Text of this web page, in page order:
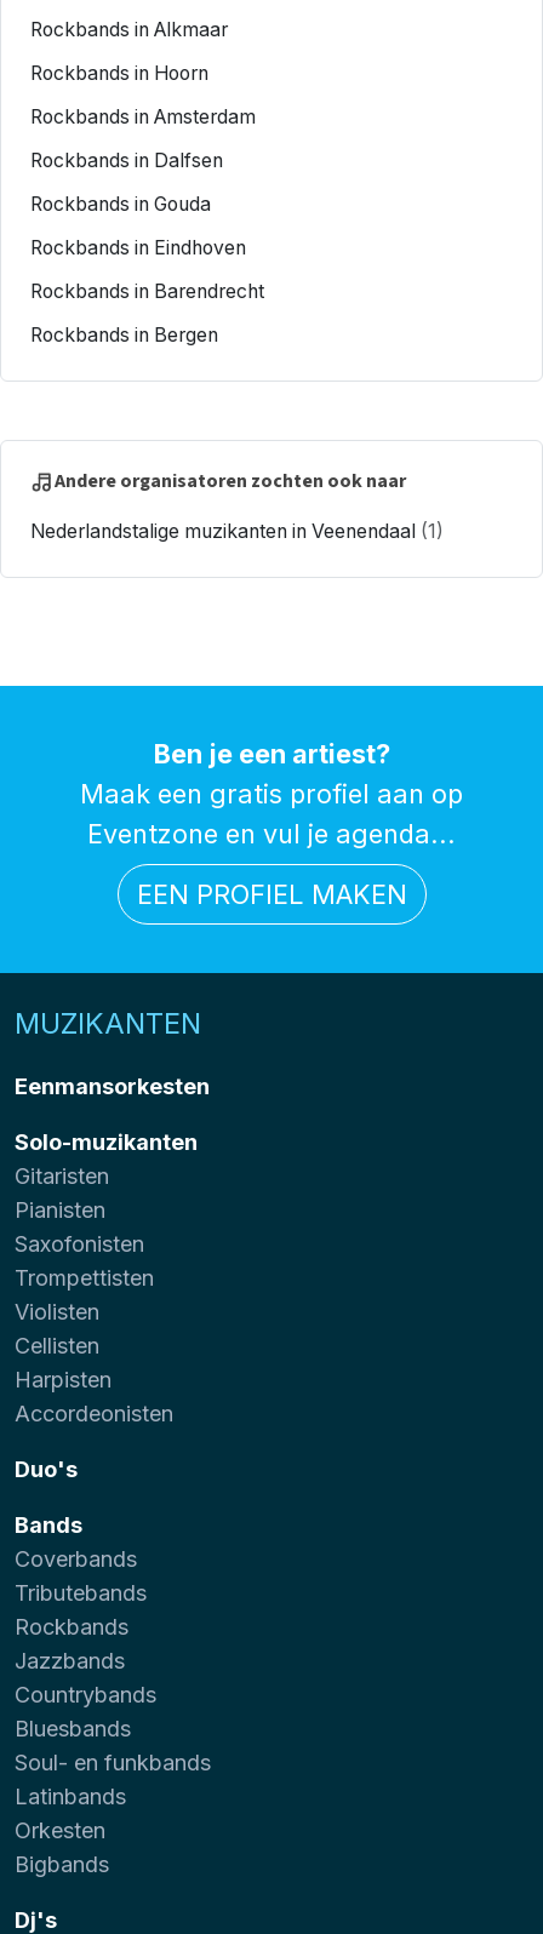
Rockbands in Alkmaar
Rockbands in Hoorn
Rockbands in Amsterdam
Rockbands in Dalfsen
Rockbands in Gouda
Rockbands in Eindhoven
Rockbands in Barendrecht
Rockbands in Bergen
Andere organisatoren zochten ook naar
Nederlandstalige muzikanten in Veenendaal (1)
Ben je een artiest?
Maak een gratis profiel aan op
Eventzone en vul je agenda...
EEN PROFIEL MAKEN
MUZIKANTEN
Eenmansorkesten
Solo-muzikanten
Gitaristen
Pianisten
Saxofonisten
Trompettisten
Violisten
Cellisten
Harpisten
Accordeonisten
Duo's
Bands
Coverbands
Tributebands
Rockbands
Jazzbands
Countrybands
Bluesbands
Soul- en funkbands
Latinbands
Orkesten
Bigbands
Dj's